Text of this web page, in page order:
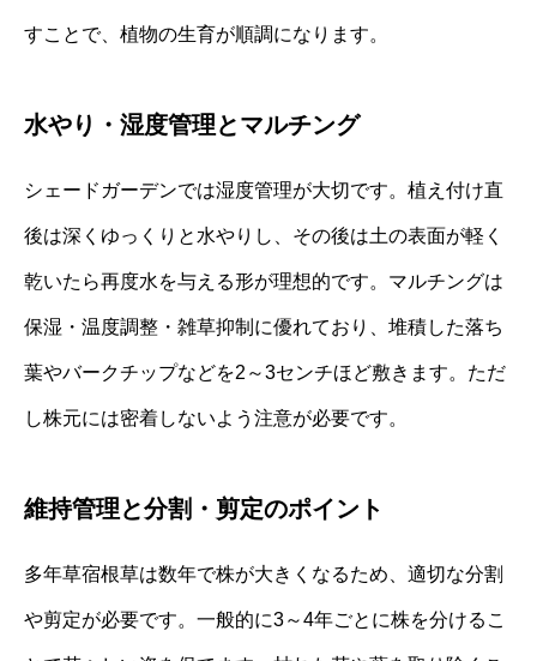
すことで、植物の生育が順調になります。
水やり・湿度管理とマルチング
シェードガーデンでは湿度管理が大切です。植え付け直
後は深くゆっくりと水やりし、その後は土の表面が軽く
乾いたら再度水を与える形が理想的です。マルチングは
保湿・温度調整・雑草抑制に優れており、堆積した落ち
葉やバークチップなどを2～3センチほど敷きます。ただ
し株元には密着しないよう注意が必要です。
維持管理と分割・剪定のポイント
多年草宿根草は数年で株が大きくなるため、適切な分割
や剪定が必要です。一般的に3～4年ごとに株を分けるこ